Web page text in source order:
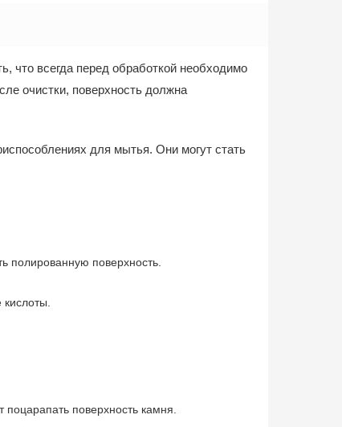
что всегда перед обработкой необходимо
очистки, поверхность должна
для мытья. Они могут стать
полированную поверхность.
поверхность камня.